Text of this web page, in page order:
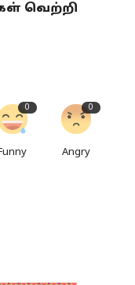
வெற்றி
0 0
Angry